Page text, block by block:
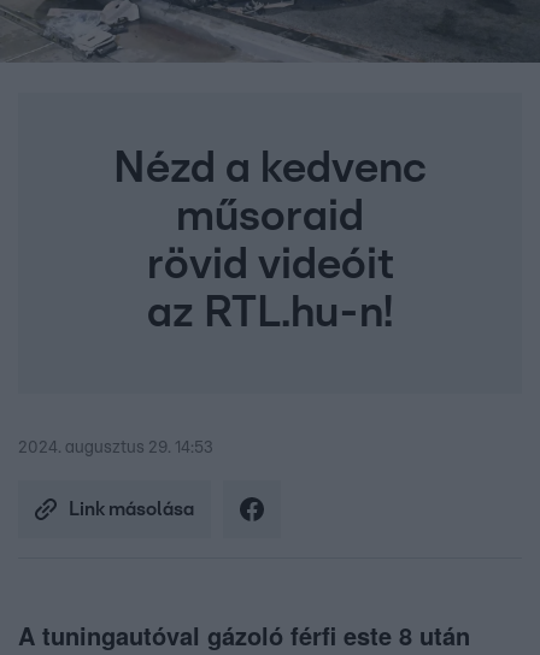
Nézd a kedvenc
műsoraid
rövid videóit
az RTL.hu-n!
2024. augusztus 29. 14:53
Link másolása
A tuningautóval gázoló férfi este 8 után